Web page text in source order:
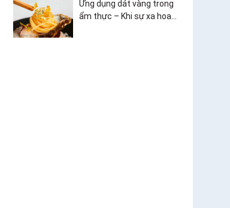
Ứng dụng dát vàng trong
ẩm thực – Khi sự xa hoa